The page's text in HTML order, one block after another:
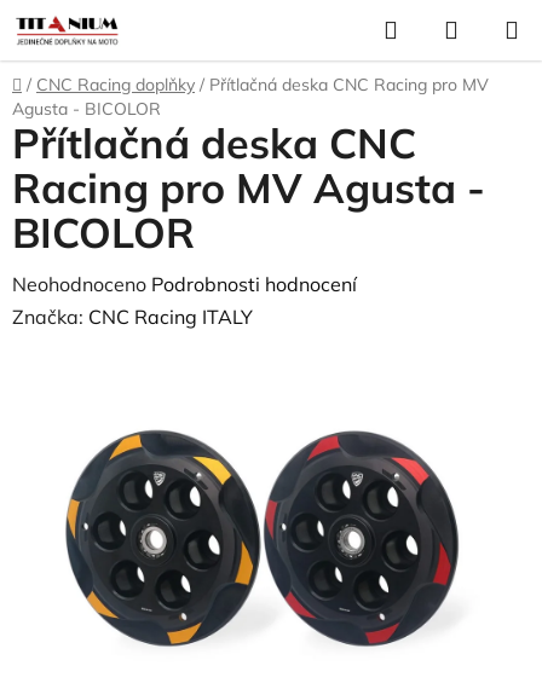
Přejít
na
obsah
Hledat
KOŠÍK
Domů
/ CNC Racing doplňky / Přítlačná deska CNC Racing pro MV
Agusta - BICOLOR
Přítlačná deska CNC
Racing pro MV Agusta -
BICOLOR
Průměrné
hodnocení
hvězdiček.
Neohodnoceno Podrobnosti hodnocení
Značka: CNC Racing ITALY